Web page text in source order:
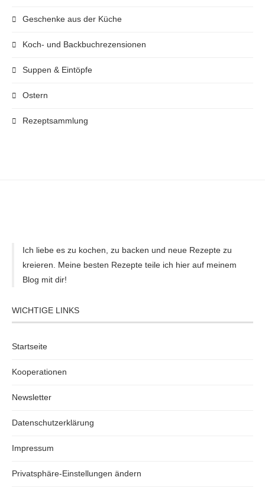
Geschenke aus der Küche
Koch- und Backbuchrezensionen
Suppen & Eintöpfe
Ostern
Rezeptsammlung
Ich liebe es zu kochen, zu backen und neue Rezepte zu
kreieren. Meine besten Rezepte teile ich hier auf meinem
Blog mit dir!
WICHTIGE LINKS
Startseite
Kooperationen
Newsletter
Datenschutzerklärung
Impressum
Privatsphäre-Einstellungen ändern